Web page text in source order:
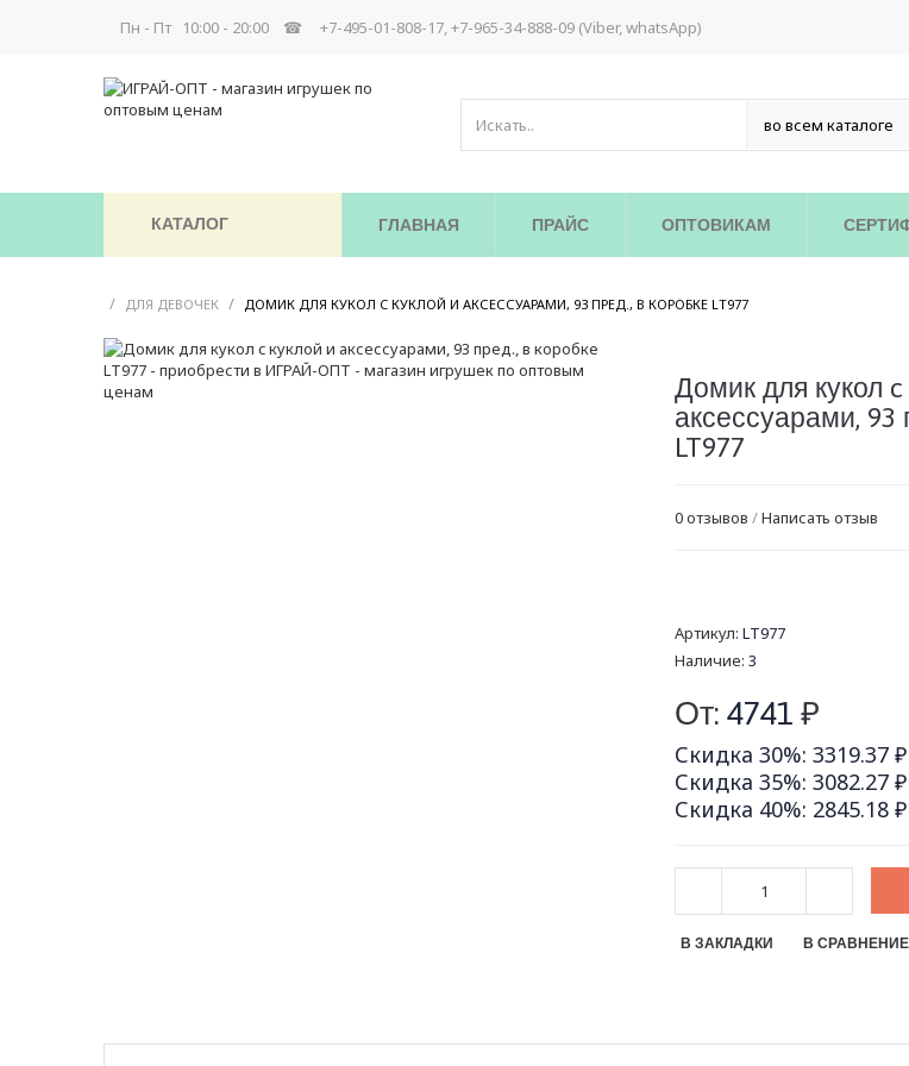
Пн - Пт 10:00 - 20:00 ☎ +7-495-01-808-17, +7-965-34-888-09 (Viber, whatsApp)
КАТАЛОГ ГЛАВНАЯ ПРАЙС ОПТОВИКАМ
/ ДЛЯ ДЕВОЧЕК / ДОМИК ДЛЯ КУКОЛ C КУКЛОЙ И АКСЕССУАРАМИ, 93 ПРЕД., В КОРОБКЕ LT977
Домик для кукол c
аксессуарами, 93
LT977
0 отзывов /Написать отзыв
Артикул: LT977
Наличие: 3
От: 4741 ₽
Скидка 30%: 3319.37 ₽
Скидка 35%: 3082.27 ₽
Скидка 40%: 2845.18 ₽
В ЗАКЛАДКИ В СРАВНЕНИЕ